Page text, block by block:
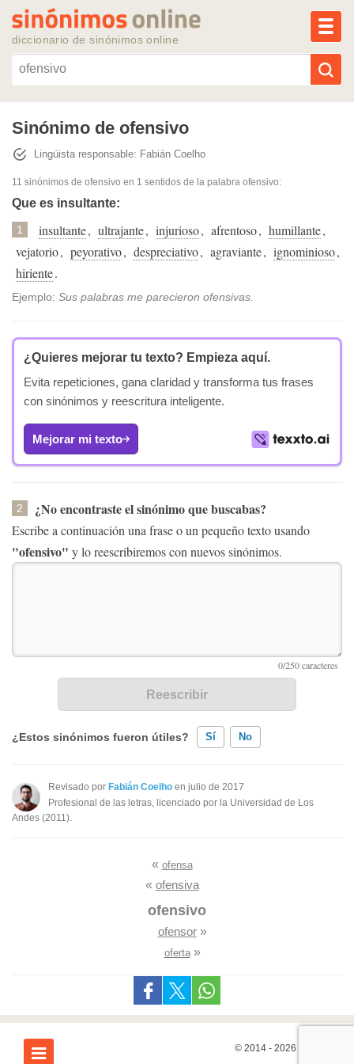
diccionario de sinónimos online
Reescribir texto con IA
Sinónimos populares
Temas recientes
Sinónimo de ofensivo
Lingüista responsable: Fabián Coelho
11 sinónimos de ofensivo en 1 sentidos de la palabra ofensivo:
Que es insultante:
1 insultante, ultrajante, injurioso, afrentoso, humillante,
vejatorio, peyorativo, despreciativo, agraviante, ignominioso,
hiriente.
Ejemplo: Sus palabras me parecieron ofensivas.
¿Quieres mejorar tu texto? Empieza aquí.
Evita repeticiones, gana claridad y transforma tus frases
con sinónimos y reescritura inteligente.
Mejorar mi texto
2 ¿No encontraste el sinónimo que buscabas?
Escribe a continuación una frase o un pequeño texto usando
"ofensivo" y lo reescribiremos con nuevos sinónimos.
¿Estos sinónimos fueron útiles? Sí No
Existen sinónimos incorrectos
Ninguno de los sinónimos presentados me ayudó
Revisado por Fabián Coelho en julio de 2017
Profesional de las letras, licenciado por la Universidad de Los
Andes (2011).
« ofensa
« ofensiva
ofensivo
ofensor»
oferta»
© 2014 - 2026